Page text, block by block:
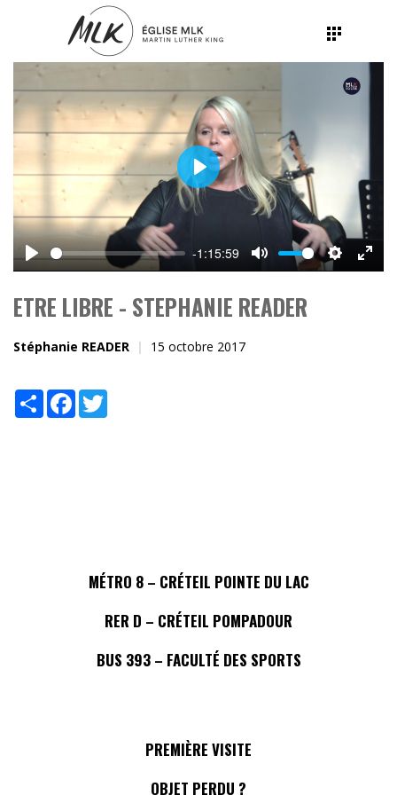
Play
-1:15:59
Mute Settings
Play
ETRE LIBRE - STEPHANIE READER
Stéphanie READER 15 octobre 2017
ShareFacebook
MÉTRO 8 – CRÉTEIL POINTE DU LAC
RER D – CRÉTEIL POMPADOUR
BUS 393 – FACULTÉ DES SPORTS
PREMIÈRE VISITE
OBJET PERDU ?